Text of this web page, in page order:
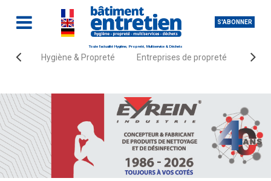
S'ABONNER
Toute l'actualité Hygiène, Propreté, Multiservice & Déchets
Hygiène & Propreté Entreprises de propreté
Accueil Actualités